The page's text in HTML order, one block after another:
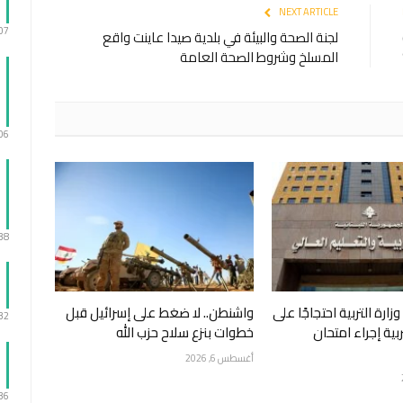
NEXT ARTICLE
لجنة الصحة والبيئة في بلدية صيدا عاينت واقع
المسلخ وشروط الصحة العامة
التربية احتجاجًا على
إجراء امتحان
واشنطن.. لا ضغط على إسرائيل قبل
خطوات بنزع سلاح حزب الله
أغسطس 6, 2026